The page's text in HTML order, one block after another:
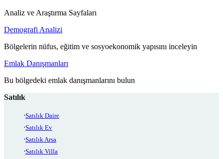
Analiz ve Araştırma Sayfaları
Demografi Analizi
Bölgelerin nüfus, eğitim ve sosyoekonomik yapısını inceleyin
Emlak Danışmanları
Bu bölgedeki emlak danışmanlarını bulun
Satılık
Satılık Daire
Satılık Ev
Satılık Arsa
Satılık Villa